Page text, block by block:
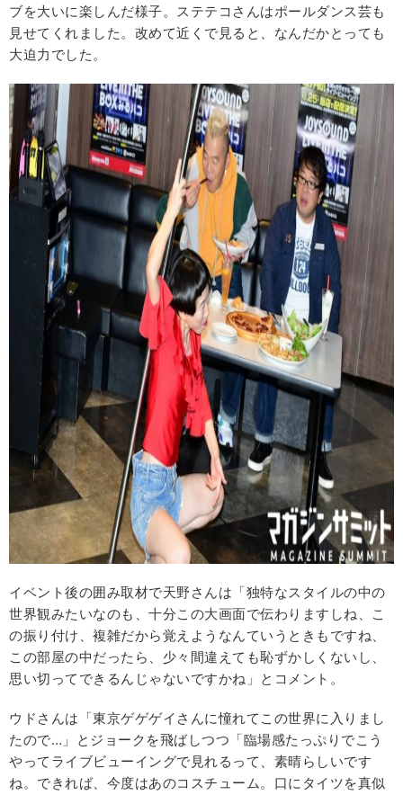
ブを大いに楽しんだ様子。ステテコさんはポールダンス芸も
見せてくれました。改めて近くで見ると、なんだかとっても
大迫力でした。
イベント後の囲み取材で天野さんは「独特なスタイルの中の
世界観みたいなのも、十分この大画面で伝わりますしね、こ
の振り付け、複雑だから覚えようなんていうときもですね、
この部屋の中だったら、少々間違えても恥ずかしくないし、
思い切ってできるんじゃないですかね」とコメント。
ウドさんは「東京ゲゲゲイさんに憧れてこの世界に入りまし
たので…」とジョークを飛ばしつつ「臨場感たっぷりでこう
やってライブビューイングで見れるって、素晴らしいです
ね。できれば、今度はあのコスチューム。口にタイツを真似